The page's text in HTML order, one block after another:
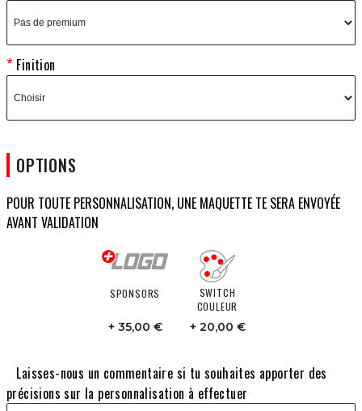
Finition
OPTIONS
POUR TOUTE PERSONNALISATION, UNE MAQUETTE TE SERA ENVOYÉE
AVANT VALIDATION
SPONSORS
35,00 €
SWITCH
COULEUR
20,00 €
Laisses-nous un commentaire si tu souhaites apporter des
précisions sur la personnalisation à effectuer